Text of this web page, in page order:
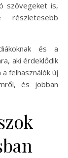
szövegeket is,
és a
aki érdeklődik
felhasználók új
és jobban